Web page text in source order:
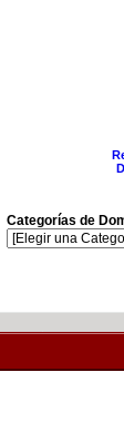
Categorías de